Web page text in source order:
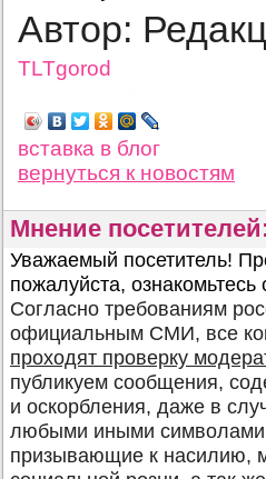
Автор:
TLTgorod
вставка в блог
вернуться к новостям
Мнение